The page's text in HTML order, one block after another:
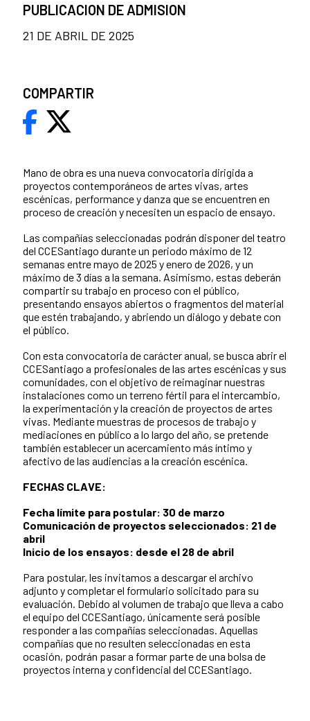
Mano de obra es una nueva convocatoria dirigida a
proyectos contemporáneos de artes vivas, artes
escénicas, performance y danza que se encuentren en
proceso de creación y necesiten un espacio de ensayo.
Las compañías seleccionadas podrán disponer del teatro
del CCESantiago durante un periodo máximo de 12
semanas entre mayo de 2025 y enero de 2026, y un
máximo de 3 días a la semana. Asimismo, estas deberán
compartir su trabajo en proceso con el público,
presentando ensayos abiertos o fragmentos del material
que estén trabajando, y abriendo un diálogo y debate con
el público.
Con esta convocatoria de carácter anual, se busca abrir el
CCESantiago a profesionales de las artes escénicas y sus
comunidades, con el objetivo de reimaginar nuestras
instalaciones como un terreno fértil para el intercambio,
la experimentación y la creación de proyectos de artes
vivas. Mediante muestras de procesos de trabajo y
mediaciones en público a lo largo del año, se pretende
también establecer un acercamiento más íntimo y
afectivo de las audiencias a la creación escénica.
FECHAS CLAVE:
Fecha límite para postular: 30 de marzo
Comunicación de proyectos seleccionados: 21 de
abril
Inicio de los ensayos: desde el 28 de abril
Para postular, les invitamos a descargar el archivo
adjunto y completar el formulario solicitado para su
evaluación. Debido al volumen de trabajo que lleva a cabo
el equipo del CCESantiago, únicamente será posible
responder a las compañías seleccionadas. Aquellas
compañías que no resulten seleccionadas en esta
ocasión, podrán pasar a formar parte de una bolsa de
proyectos interna y confidencial del CCESantiago.
PUBLICACION DE ADMISION
21 DE ABRIL DE 2025
COMPARTIR